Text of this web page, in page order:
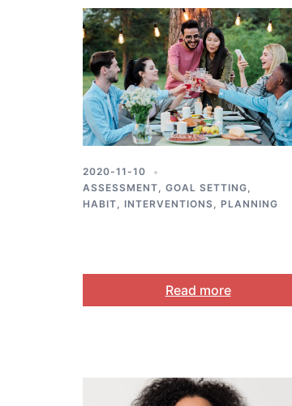
2020-11-10
ASSESSMENT, GOAL SETTING,
HABIT, INTERVENTIONS, PLANNING
Read more